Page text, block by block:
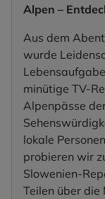
Alpen –
Aus dem
wurde
minütige TV-
Alpenpässe
lokale
probieren wir
Slowenien-
Teilen über die